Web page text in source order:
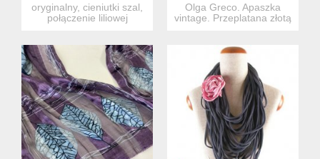
oryginalny, cieniutki szal,
połączenie liliowej
Olga Greco. Apaszka
vintage. Przeplatana złotą